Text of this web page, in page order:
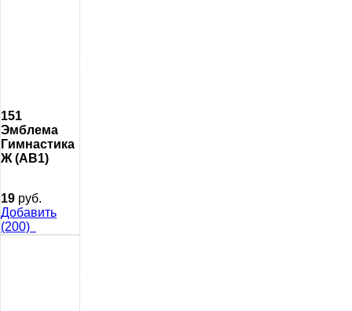
151
Эмблема
Гимнастика
Ж (AB1)
19 руб.
Добавить
(200)